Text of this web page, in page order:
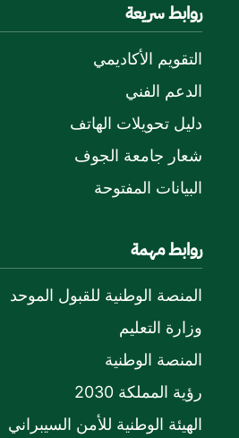
روابط سريعة
التقويم الأكاديمي
الدعم الفني
دليل تحويلات الهاتف
شعار جامعة الجوف
البيانات المفتوحة
روابط مهمة
المنصة الوطنية للقبول الموحد
وزارة التعليم
المنصة الوطنية
رؤية المملكة 2030
الهيئة الوطنية للأمن السيبراني